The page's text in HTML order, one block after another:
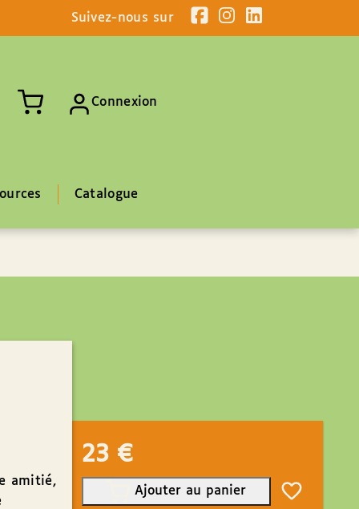
Suivez-nous sur
Connexion
Catalogue
amitié,
23 €
Ajouter au panier